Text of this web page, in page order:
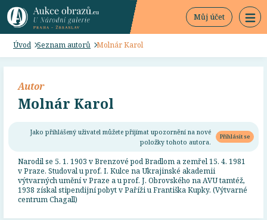
Můj účet
Úvod Seznam autorů Molnár Karol
Autor
Molnár Karol
Jako přihlášený uživatel můžete přijímat upozornění na nové
položky tohoto autora.
Přihlásit se
Narodil se 5. 1. 1903 v Brenzové pod Bradlom a zemřel 15. 4. 1981
v Praze. Studoval u prof. I. Kulce na Ukrajinské akademii
výtvarných umění v Praze a u prof. J. Obrovského na AVU tamtéž,
1938 získal stipendijní pobyt v Paříži u Františka Kupky. (Výtvarné
centrum Chagall)